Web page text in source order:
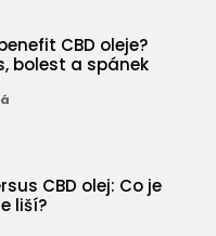
CBD oleje?
bolest a spánek
CBD olej: Co je
liší?